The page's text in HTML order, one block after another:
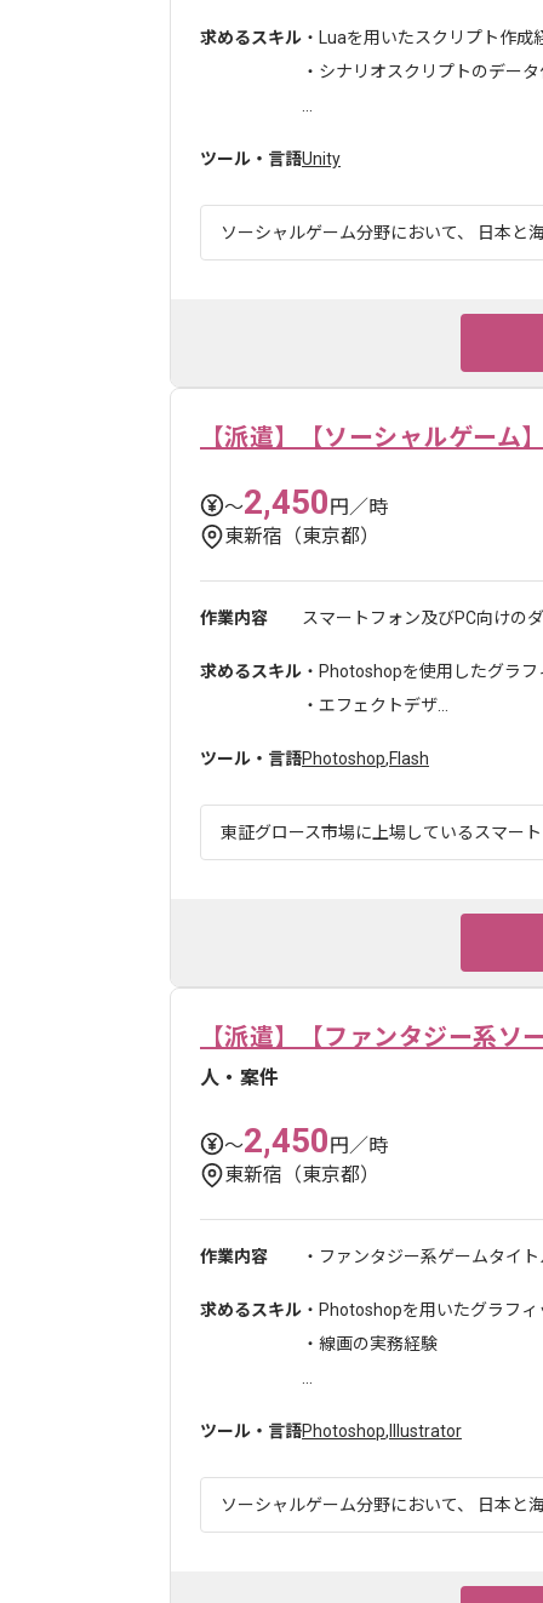
求めるスキル ・Luaを用いたスクリプト作成
・シナリオスクリプトのデー
ツール・言語Unity
ソーシャルゲーム分野において、 日本と
【派遣】【ソーシャルゲーム
〜2,450円／時
東新宿（東京都）
作業内容 スマートフォン及びPC向けの
求めるスキル ・Photoshopを使用したグラ
・エフェクトデザ...
ツール・言語Photoshop,Flash
東証グロース市場に上場しているスマー
【派遣】【ファンタジー系ソ
人・案件
〜2,450円／時
東新宿（東京都）
作業内容 ・ファンタジー系ゲームタイ
求めるスキル ・Photoshopを用いたグラフ
・線画の実務経験
ツール・言語Photoshop, Illustrator
ソーシャルゲーム分野において、 日本と